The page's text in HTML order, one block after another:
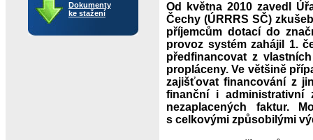
Dokumenty
ke stažení
Od května 2010 zavedl
Čechy (ÚRRRS SČ)
příjemcům dotací do
provoz systém zahájil 1.
předfinancovat z
propláceny. Ve většině
zajišťovat financování z
finanční i administrativní
nezaplacených faktur.
s celkovými způsobilými